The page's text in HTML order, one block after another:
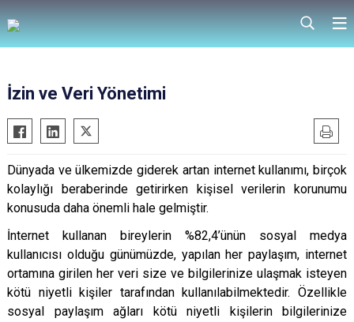
İzin ve Veri Yönetimi
Dünyada ve ülkemizde giderek artan internet kullanımı, birçok
kolaylığı beraberinde getirirken kişisel verilerin korunumu
konusuda daha önemli hale gelmiştir.
İnternet kullanan bireylerin %82,4’ünün sosyal medya
kullanıcısı olduğu günümüzde, yapılan her paylaşım, internet
ortamına girilen her veri size ve bilgilerinize ulaşmak isteyen
kötü niyetli kişiler tarafından kullanılabilmektedir. Özellikle
sosyal paylaşım ağları kötü niyetli kişilerin bilgilerinize